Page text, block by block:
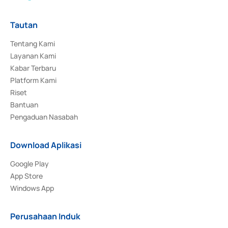
Tautan
Tentang Kami
Layanan Kami
Kabar Terbaru
Platform Kami
Riset
Bantuan
Pengaduan Nasabah
Download Aplikasi
Google Play
App Store
Windows App
Perusahaan Induk